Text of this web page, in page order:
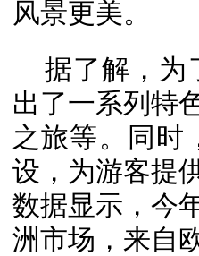
风景更美。
据了解，为
出了一系列特
之旅等。同时
设，为游客提
数据显示，今
洲市场，来自